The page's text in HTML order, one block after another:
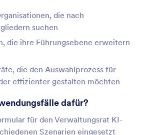
die nach
suchen
die ihre Führungsebene erweitern
die den Auswahlprozess für
effizienter gestalten möchten
dafür?
für den Verwaltungsrat KI-
Szenarien eingesetzt